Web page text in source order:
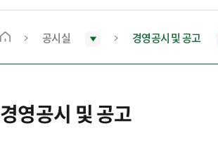
보
메
으
로
공시실 경영공시 및 공고
경영공시 및 공고